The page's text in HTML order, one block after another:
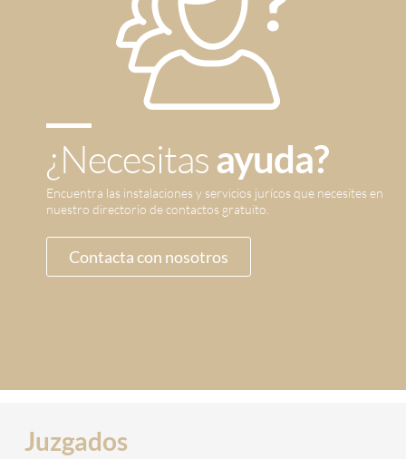
¿Necesitasayuda?
Encuentra las instalaciones y servicios jurícos que necesites en
nuestro directorio de contactos gratuito.
Contacta con nosotros
Juzgados